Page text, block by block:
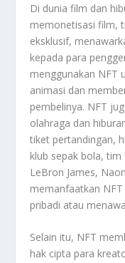
Di dunia film dan
memonetisasi film,
eksklusif,
kepada para
menggunakan NFT
animasi dan
pembelinya. NFT
olahraga dan
tiket pertandingan,
klub sepak bola,
LeBron James,
memanfaatkan
pribadi atau
Selain itu, NFT
hak cipta para